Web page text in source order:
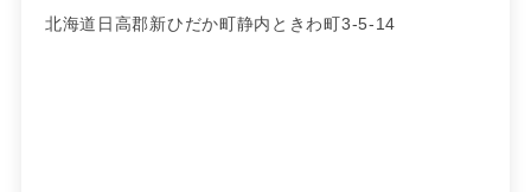
北海道日高郡新ひだか町静内ときわ町3-5-14